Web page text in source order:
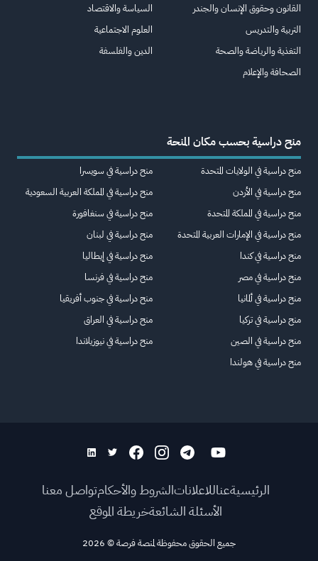
القانون وحقوق الإنسان والجندر
التربية والتدريس
التغذية والرياضة والصحة
الصحافة والإعلام
السياسة والاقتصاد
العلوم الاجتماعية
الدين والفلسفة
منح دراسية بحسب مكان المنحة
منح دراسية في الولايات المتحدة
منح دراسية في الأردن
منح دراسية في المملكة المتحدة
منح دراسية في الإمارات العربية المتحدة
منح دراسية في كندا
منح دراسية في مصر
منح دراسية في ألمانيا
منح دراسية في تركيا
منح دراسية في الصين
منح دراسية في هولندا
منح دراسية في سويسرا
منح دراسية في المملكة العربية السعودية
منح دراسية في سنغافورة
منح دراسية في لبنان
منح دراسية في إيطاليا
منح دراسية في فرنسا
منح دراسية في جنوب أفريقيا
منح دراسية في العراق
منح دراسية في نيوزيلاندا
الرئيسيةعناللاعلاناتالشروط والأحكامتواصل معنا
الأسئلة الشائعةخريطة الموقع
جميع الحقوق محفوظة لمنصة فرصة©
2026